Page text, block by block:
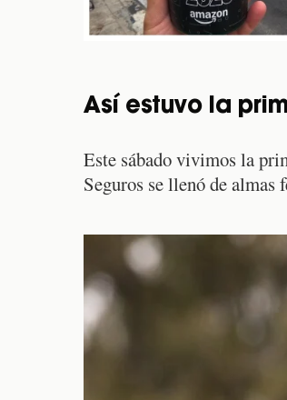
Así estuvo la
Este sábado vivimos la
Seguros se llenó de almas